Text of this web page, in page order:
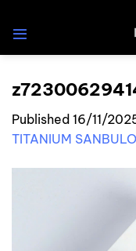
Published 16/11/
TITANIUM